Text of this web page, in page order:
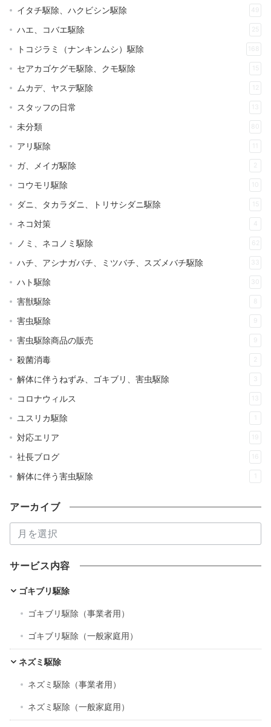
イタチ駆除、ハクビシン駆除 49
ハエ、コバエ駆除 25
トコジラミ（ナンキンムシ）駆除 168
セアカゴケグモ駆除、クモ駆除 15
ムカデ、ヤスデ駆除 12
スタッフの日常 13
未分類 80
アリ駆除
ガ、メイガ駆除 2
コウモリ駆除 10
ダニ、タカラダニ、トリサシダニ駆除 15
ネコ対策 4
ノミ、ネコノミ駆除 62
ハチ、アシナガバチ、ミツバチ、スズメバチ駆除 33
ハト駆除 30
害獣駆除 8
害虫駆除 9
害虫駆除商品の販売 9
殺菌消毒 2
解体に伴うねずみ、ゴキブリ、害虫駆除 3
コロナウィルス 13
ユスリカ駆除
対応エリア 19
社長ブログ 16
解体に伴う害虫駆除
アーカイブ
ー
カ
イ
ブ
サービス内容
ゴキブリ駆除
ゴキブリ駆除（事業者用）
ゴキブリ駆除（一般家庭用）
ネズミ駆除
ネズミ駆除（事業者用）
ネズミ駆除（一般家庭用）